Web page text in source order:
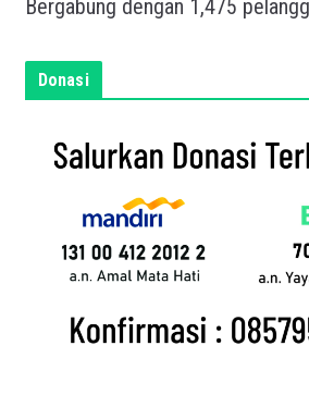
a
Bergabung dengan 1,475
Donasi